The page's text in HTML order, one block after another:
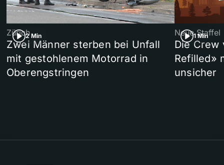
2 Min
Zürich
Zwei Männer sterben bei Unfall
mit gestohlenem Motorrad in
Oberengstringen
1 Min
Neue Staffel
Die Crew
Refilled»
unsicher